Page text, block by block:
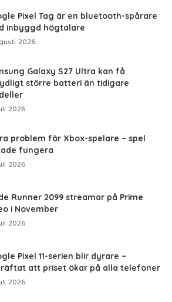
Pixel Tag är en bluetooth-spårare
inbyggd högtalare
2026
Galaxy S27 Ultra kan få
större batteri än tidigare
2026
problem för Xbox-spelare – spel
fungera
2026
Runner 2099 streamar på Prime
i November
2026
Pixel 11-serien blir dyrare –
att priset ökar på alla telefoner
2026